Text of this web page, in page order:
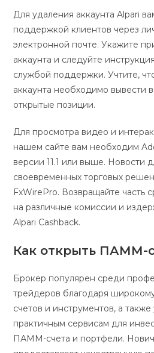
Для удаления аккаунта Alpari
поддержкой клиентов через
электронной почте. Укажите
аккаунта и следуйте
службой поддержки. Учтите,
аккаунта необходимо вывести
открытые позиции.
Для просмотра видео и
нашем сайте вам необходим
версии 11.1 или выше. Новости
своевременных торговых
FxWirePro. Возвращайте часть
на различные комиссии и
Alpari Cashback.
Как открыть ПАММ-
Брокер популярен среди
трейдеров благодаря
счетов и инструментов, а
практичным сервисам для
ПАММ-счета и портфели.